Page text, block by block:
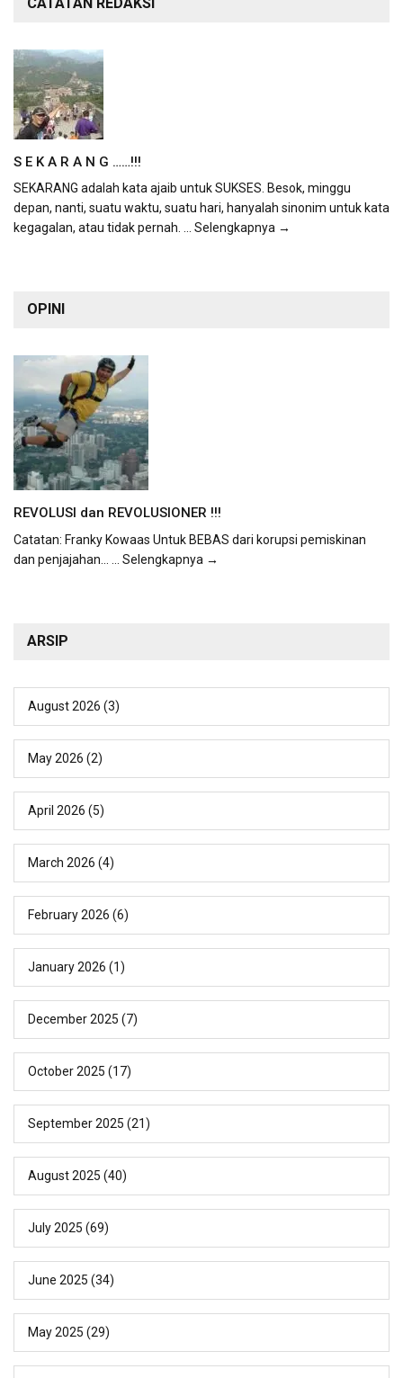
S E K A R A N G ……!!!
SEKARANG adalah kata ajaib untuk SUKSES. Besok, minggu
depan, nanti, suatu waktu, suatu hari, hanyalah sinonim untuk kata
kegagalan, atau tidak pernah. ... Selengkapnya →
OPINI
REVOLUSI dan REVOLUSIONER !!!
Catatan: Franky Kowaas Untuk BEBAS dari korupsi pemiskinan
dan penjajahan...
... Selengkapnya →
ARSIP
August 2026 (3)
May 2026 (2)
April 2026 (5)
March 2026 (4)
February 2026 (6)
January 2026 (1)
December 2025 (7)
October 2025 (17)
September 2025 (21)
August 2025 (40)
July 2025 (69)
June 2025 (34)
May 2025 (29)